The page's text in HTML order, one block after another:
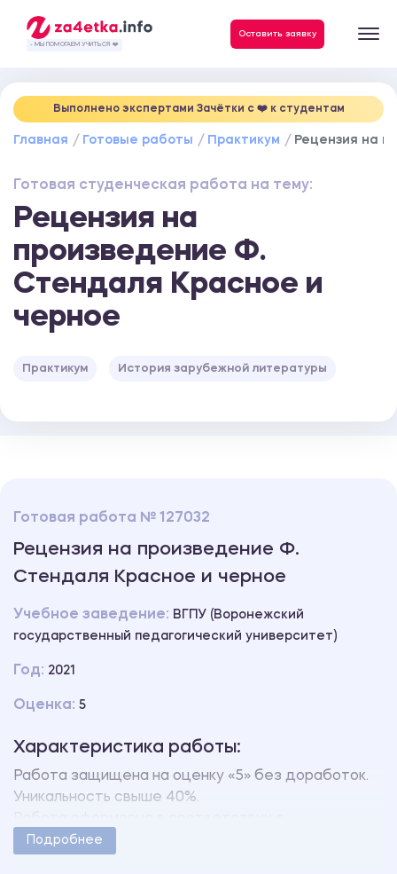
- МЫ ПОМОГАЕМ УЧИТЬСЯ ❤️
Оставить заявку
Выполнено экспертами Зачётки c ❤️ к студентам
Главная Готовые работы Практикум Рецензия на
Готовая студенческая работа на тему:
Рецензия на
произведение Ф.
Стендаля Красное и
черное
Практикум История зарубежной литературы
Готовая работа № 127032
Рецензия на произведение Ф.
Стендаля Красное и черное
Учебное заведение: ВГПУ (Воронежский
государственный педагогический университет)
Год: 2021
Оценка: 5
Характеристика работы:
Работа защищена на оценку «5» без доработок.
Уникальность свыше 40%.
методическими указаниями учебного заведения.
Подробнее